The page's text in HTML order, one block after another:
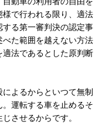
で行われる限り、適法
る第一審判決の認定事
た範囲を越えない方法
法であるとした原判断
よるからといつて無制
運転する車を止めるそ
させるからです。